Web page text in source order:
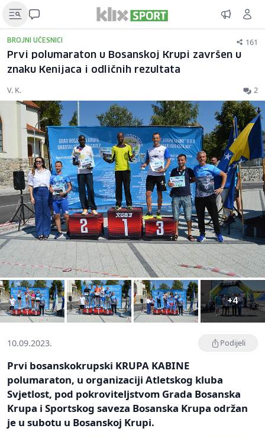
BROJNI UČESNICI 161
Prvi polumaraton u Bosanskoj Krupi završen u
znaku Kenijaca i odličnih rezultata
V. K. 2
+4
10.09.2023. Podijeli
Prvi bosanskokrupski KRUPA KABINE
polumaraton, u organizaciji Atletskog kluba
Svjetlost, pod pokroviteljstvom Grada Bosanska
Krupa i Sportskog saveza Bosanska Krupa održan
je u subotu u Bosanskoj Krupi.